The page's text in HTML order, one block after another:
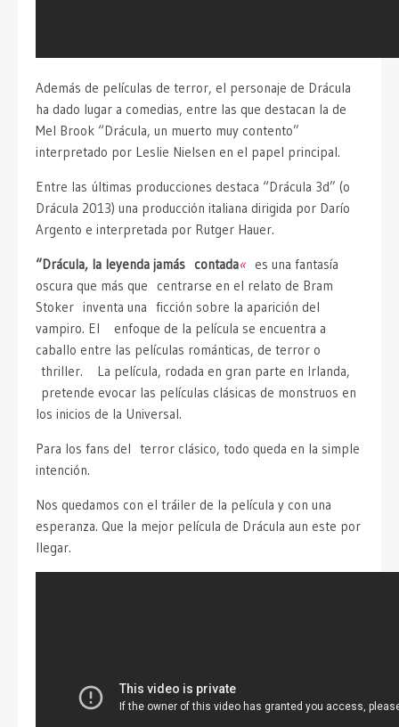
Además de películas de terror, el personaje de Drácula
ha dado lugar a comedias, entre las que destacan la de
Mel Brook “Drácula, un muerto muy contento”
interpretado por Leslie Nielsen en el papel principal.
Entre las últimas producciones destaca “Drácula 3d” (o
Drácula 2013) una producción italiana dirigida por Darío
Argento e interpretada por Rutger Hauer.
“Drácula, la leyenda jamás contada«es una fantasía
oscura que más que centrarse en el relato de Bram
Stoker inventa una ficción sobre la aparición del
vampiro. El enfoque de la película se encuentra a
caballo entre las películas románticas, de terror o
thriller. La película, rodada en gran parte en Irlanda,
pretende evocar las películas clásicas de monstruos en
los inicios de la Universal.
Para los fans del terror clásico, todo queda en la simple
intención.
Nos quedamos con el tráiler de la película y con una
esperanza. Que la mejor película de Drácula aun este por
llegar.